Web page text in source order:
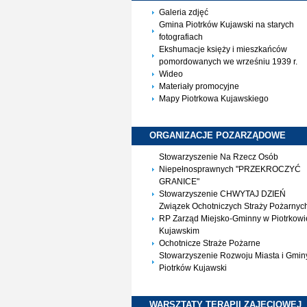
Galeria zdjęć
Gmina Piotrków Kujawski na starych
fotografiach
Ekshumacje księży i mieszkańców
pomordowanych we wrześniu 1939 r.
Wideo
Materiały promocyjne
Mapy Piotrkowa Kujawskiego
ORGANIZACJE POZARZĄDOWE
Stowarzyszenie Na Rzecz Osób
Niepełnosprawnych "PRZEKROCZYĆ
GRANICE"
Stowarzyszenie CHWYTAJ DZIEŃ
Związek Ochotniczych Straży
RP Zarząd Miejsko-Gminny w
Kujawskim
Ochotnicze Straże Pożarne
Stowarzyszenie Rozwoju Miasta i
Piotrków Kujawski
WARSZTATY TERAPII ZAJĘCIOWEJ